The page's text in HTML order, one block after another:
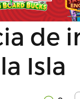
de
Isla